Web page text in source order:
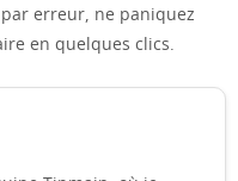
erreur, ne paniquez
en quelques clics.